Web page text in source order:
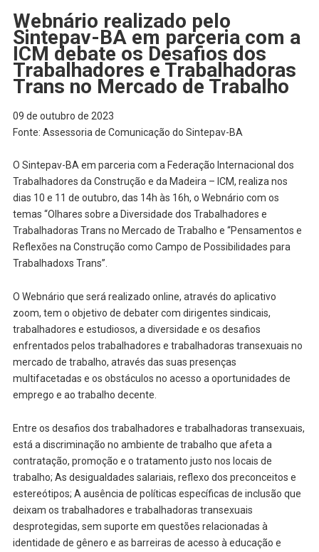
Webnário realizado pelo
Sintepav-BA em parceria com a
ICM debate os Desafios dos
Trabalhadores e Trabalhadoras
Trans no Mercado de Trabalho
09 de outubro de 2023
Fonte: Assessoria de Comunicação do Sintepav-BA
O Sintepav-BA em parceria com a Federação Internacional dos
Trabalhadores da Construção e da Madeira – ICM, realiza nos
dias 10 e 11 de outubro, das 14h às 16h, o Webnário com os
temas “Olhares sobre a Diversidade dos Trabalhadores e
Trabalhadoras Trans no Mercado de Trabalho e “Pensamentos e
Reflexões na Construção como Campo de Possibilidades para
Trabalhadoxs Trans”.
O Webnário que será realizado online, através do aplicativo
zoom, tem o objetivo de debater com dirigentes sindicais,
trabalhadores e estudiosos, a diversidade e os desafios
enfrentados pelos trabalhadores e trabalhadoras transexuais no
mercado de trabalho, através das suas presenças
multifacetadas e os obstáculos no acesso a oportunidades de
emprego e ao trabalho decente.
Entre os desafios dos trabalhadores e trabalhadoras transexuais,
está a discriminação no ambiente de trabalho que afeta a
contratação, promoção e o tratamento justo nos locais de
trabalho; As desigualdades salariais, reflexo dos preconceitos e
estereótipos; A ausência de políticas específicas de inclusão que
deixam os trabalhadores e trabalhadoras transexuais
desprotegidas, sem suporte em questões relacionadas à
identidade de gênero e as barreiras de acesso à educação e